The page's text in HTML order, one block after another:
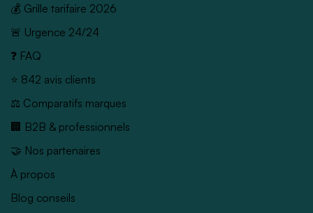
💰 Grille tarifaire 2026
🚨 Urgence 24/24
❓ FAQ
⭐ 842 avis clients
⚖️ Comparatifs marques
🏢 B2B & professionnels
🤝 Nos partenaires
À propos
Blog conseils